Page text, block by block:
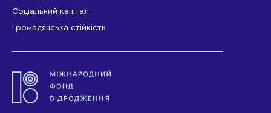
Соціальний капітал
Громадянська стійкість